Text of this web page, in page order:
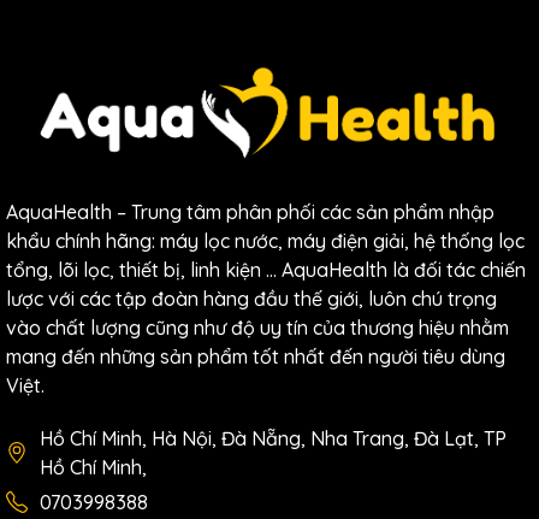
AquaHealth – Trung tâm phân phối các sản phẩm nhập
khẩu chính hãng: máy lọc nước, máy điện giải, hệ thống lọc
tổng, lõi lọc, thiết bị, linh kiện … AquaHealth là đối tác chiến
lược với các tập đoàn hàng đầu thế giới, luôn chú trọng
vào chất lượng cũng như độ uy tín của thương hiệu nhằm
mang đến những sản phẩm tốt nhất đến người tiêu dùng
Việt.
Hồ Chí Minh, Hà Nội, Đà Nẵng, Nha Trang, Đà Lạt, TP
Hồ Chí Minh,
0703998388